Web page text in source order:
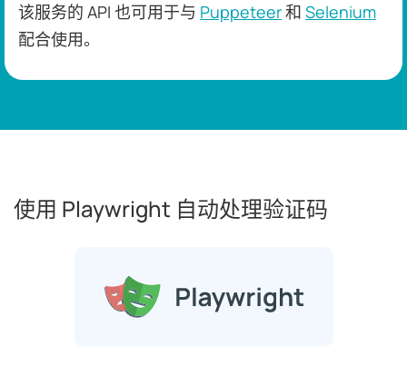
该服务的 API 也可用于与 Puppeteer和 Selenium
配合使用。
使用 Playwright 自动处理验证码